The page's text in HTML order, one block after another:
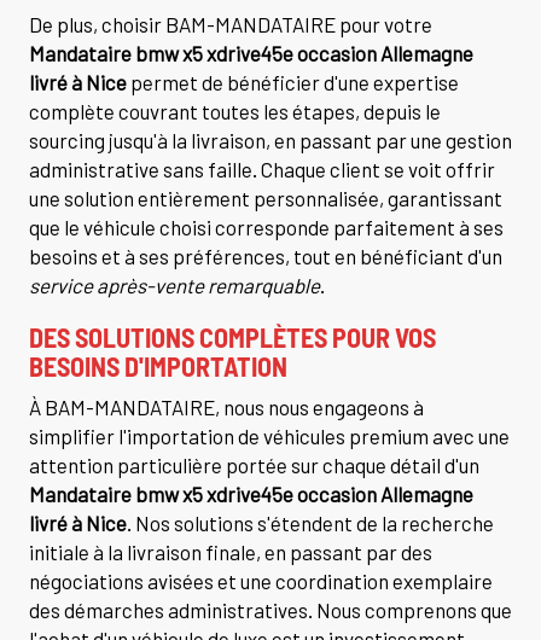
De plus, choisir BAM-MANDATAIRE pour votre
Mandataire bmw x5 xdrive45e occasion Allemagne
livré à Nicepermet de bénéficier d'une expertise
complète couvrant toutes les étapes, depuis le
sourcing jusqu'à la livraison, en passant par une gestion
administrative sans faille. Chaque client se voit offrir
une solution entièrement personnalisée, garantissant
que le véhicule choisi corresponde parfaitement à ses
besoins et à ses préférences, tout en bénéficiant d'un
service après-vente remarquable.
DES SOLUTIONS COMPLÈTES POUR VOS
BESOINS D'IMPORTATION
À BAM-MANDATAIRE, nous nous engageons à
simplifier l'importation de véhicules premium avec une
attention particulière portée sur chaque détail d'un
Mandataire bmw x5 xdrive45e occasion Allemagne
livré à Nice. Nos solutions s'étendent de la recherche
initiale à la livraison finale, en passant par des
négociations avisées et une coordination exemplaire
des démarches administratives. Nous comprenons que